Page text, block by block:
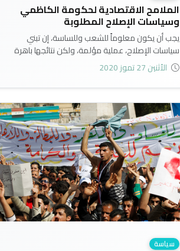
الملامح الاقتصادية لحكومة الكاظمي
وسياسات الإصلاح المطلوبة
يجب أن يكون معلوماً للشعب وللساسة، إن تبني
سياسات الإصلاح، عملية مؤلمة، ولكن نتائجها باهرة
وواعدة؛ أما السياسي الذي يبحث عن النتائج الانتخابية،
فهو ابعد ما يكون عن الإصلاحات الاقتصادية...
الأثنين 27 تموز 2020
سياسة